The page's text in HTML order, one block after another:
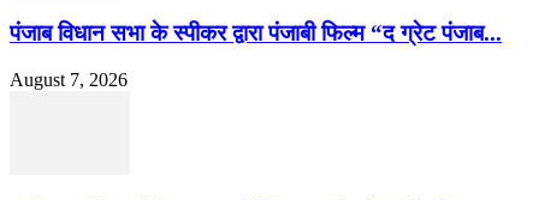
पंजाब विधान सभा के स्पीकर द्वारा पंजाबी फिल्म “द ग्रेट पंजाब...
August 7, 2026